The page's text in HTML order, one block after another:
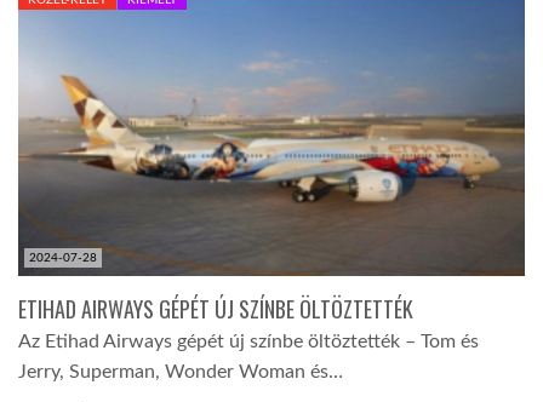
2024-07-28
ETIHAD AIRWAYS GÉPÉT ÚJ SZÍNBE ÖLTÖZTETTÉK
Az Etihad Airways gépét új színbe öltöztették – Tom és
Jerry, Superman, Wonder Woman és…